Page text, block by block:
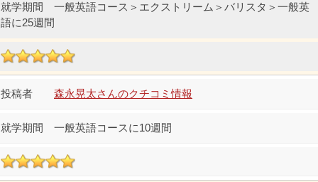
一般英語コース＞エクストリーム＞バリスタ＞一般英
語に25週間
森永晃太さんのクチコミ情報
一般英語コースに10週間